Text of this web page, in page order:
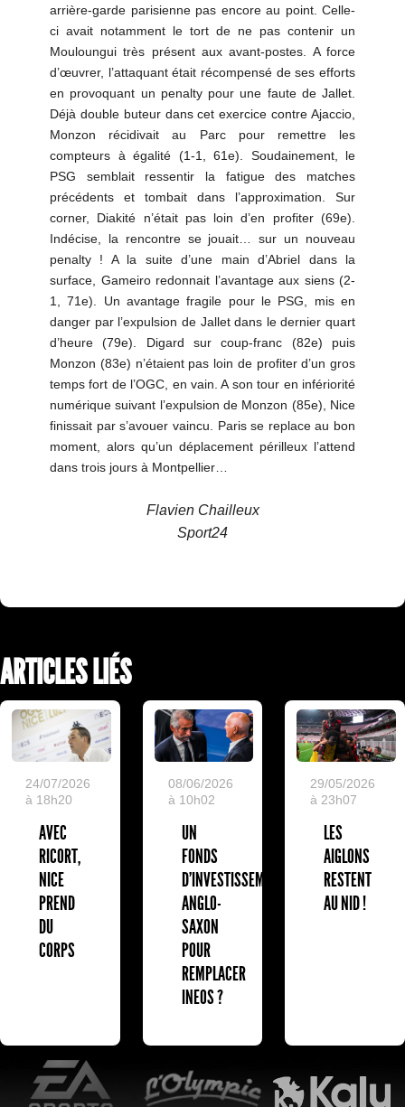
arrière-garde parisienne pas encore au point. Celle-
ci avait notamment le tort de ne pas contenir un
Mouloungui très présent aux avant-postes. A force
d’œuvrer, l’attaquant était récompensé de ses efforts
en provoquant un penalty pour une faute de Jallet.
Déjà double buteur dans cet exercice contre Ajaccio,
Monzon récidivait au Parc pour remettre les
compteurs à égalité (1-1, 61e). Soudainement, le
PSG semblait ressentir la fatigue des matches
précédents et tombait dans l’approximation. Sur
corner, Diakité n’était pas loin d’en profiter (69e).
Indécise, la rencontre se jouait… sur un nouveau
penalty ! A la suite d’une main d’Abriel dans la
surface, Gameiro redonnait l’avantage aux siens (2-
1, 71e). Un avantage fragile pour le PSG, mis en
danger par l’expulsion de Jallet dans le dernier quart
d’heure (79e). Digard sur coup-franc (82e) puis
Monzon (83e) n’étaient pas loin de profiter d’un gros
temps fort de l’OGC, en vain. A son tour en infériorité
numérique suivant l’expulsion de Monzon (85e), Nice
finissait par s’avouer vaincu. Paris se replace au bon
moment, alors qu’un déplacement périlleux l’attend
dans trois jours à Montpellier…
Flavien Chailleux
Sport24
ARTICLES LIÉS
24/07/2026
à 18h20
AVEC
RICORT,
NICE
PREND
DU
CORPS
08/06/2026
à 10h02
UN
FONDS
D'INVESTISSEMENT
ANGLO-
SAXON
POUR
REMPLACER
INEOS ?
29/05/2026
à 23h07
LES
AIGLONS
RESTENT
AU NID !
EA Sports